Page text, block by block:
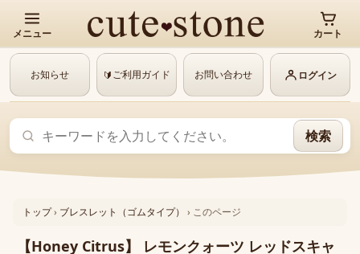
メニュー カート
お知らせ 🔰ご利用ガイド お問い合わせ ログイン
検索
トップ› ブレスレット（ゴムタイプ） › このページ
【Honey Citrus】 レモンクォーツ レッドスキャ